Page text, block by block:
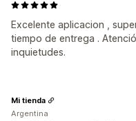
Excelente aplicacion ,
tiempo de entrega .
inquietudes.
Mi tienda
Argentina